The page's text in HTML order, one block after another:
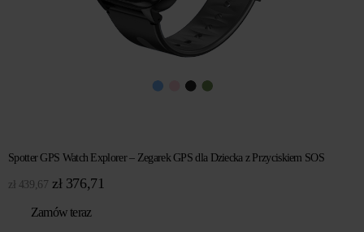
Spotter GPS Watch Explorer – Zegarek GPS dla Dziecka z Przyciskiem SOS
zł 439,67 Pierwotna
wynosiła:
zł376,71
Zamów teraz